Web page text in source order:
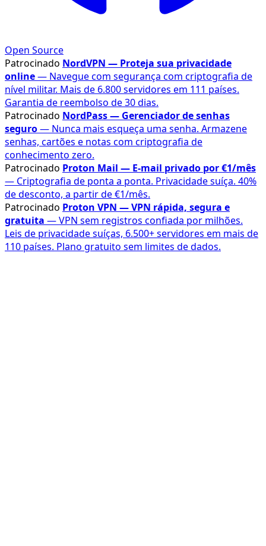
Open Source
Patrocinado NordVPN — Proteja sua privacidade
online— Navegue com segurança com criptografia de
nível militar. Mais de 6.800 servidores em 111 países.
Garantia de reembolso de 30 dias.
Patrocinado NordPass — Gerenciador de senhas
seguro— Nunca mais esqueça uma senha. Armazene
senhas, cartões e notas com criptografia de
conhecimento zero.
Patrocinado Proton Mail — E-mail privado por €1/mês
— Criptografia de ponta a ponta. Privacidade suíça. 40%
de desconto, a partir de €1/mês.
Patrocinado Proton VPN — VPN rápida, segura e
gratuita — VPN sem registros confiada por milhões.
Leis de privacidade suíças, 6.500+ servidores em mais de
110 países. Plano gratuito sem limites de dados.